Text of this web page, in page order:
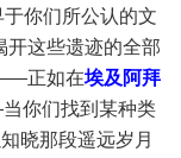
你们所公认的文
开这些遗迹的全部
正如在埃及阿拜
你们找到某种类
晓那段遥远岁月